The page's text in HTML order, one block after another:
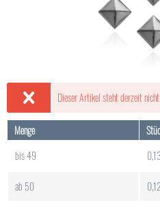
Dieser Artikel steht derzeit
Menge
bis49
ab 50